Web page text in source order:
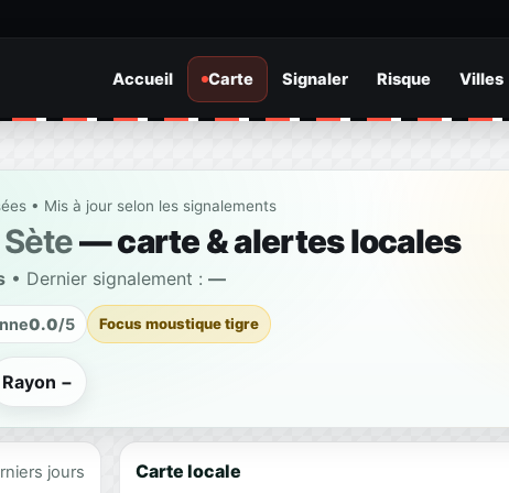
Accueil Carte Signaler Risque Villes
• Mis à jour selon les signalements
Sète— carte & alertes locales
• Dernier signalement : —
0.0/5 Focus moustique tigre
Rayon −
jours Carte locale